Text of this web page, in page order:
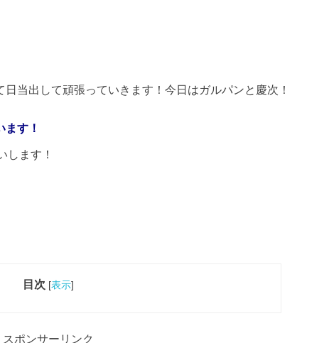
当出して頑張っていきます！今日はガルパンと慶次！
す！
します！
目次 [表示]
スポンサーリンク